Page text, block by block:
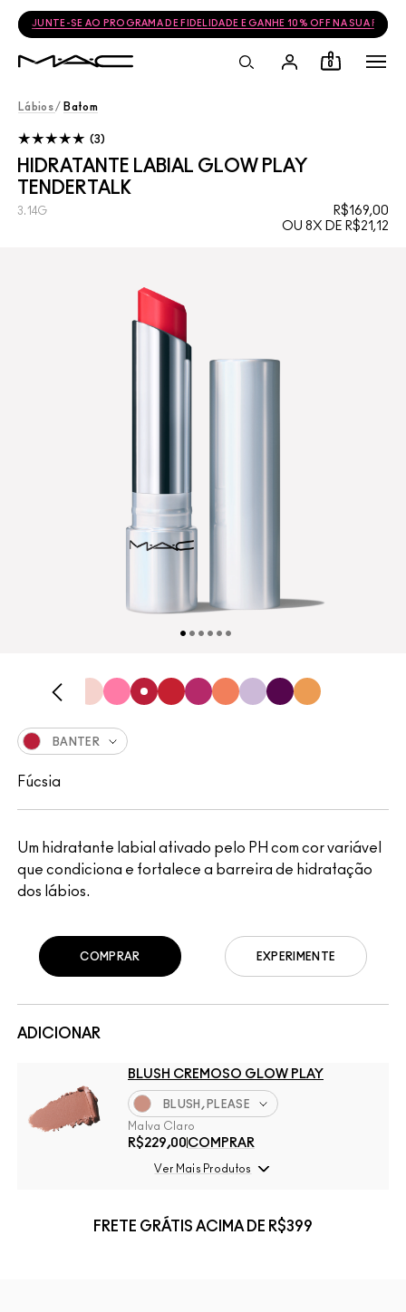
FRETE GRÁTIS NAS COMPRAS ACIMA DE R$399
0
Lábios / Batom
HIDRATANTE LABIAL GLOW PLAY
TENDERTALK
R$169,00
OU 8X DE R$21,12
3.14G
3
Um hidratante labial ativado pelo PH com cor variável
que condiciona e fortalece a barreira de hidratação
dos lábios.
BANTER
Fúcsia
ADICIONAR
BLUSH CREMOSO GLOW PLAY
BLUSH, PLEASE
Malva Claro
R$229,00 COMPRAR
Ver Mais Produtos
EXPERIMENTE
COMPRAR
FRETE GRÁTIS ACIMA DE R$399